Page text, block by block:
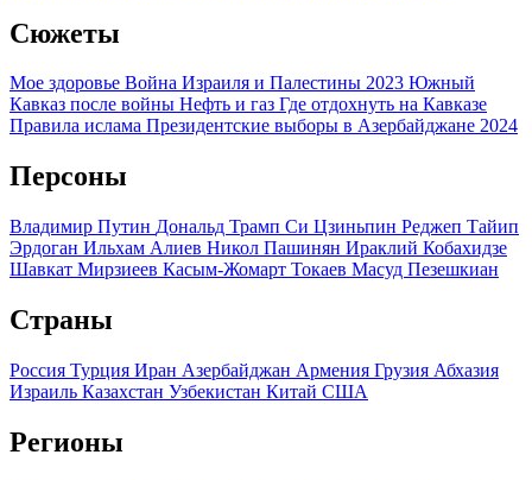
Сюжеты
Мое здоровье Война Израиля и Палестины 2023 Южный
Кавказ после войны Нефть и газ Где отдохнуть на Кавказе
Правила ислама Президентские выборы в Азербайджане 2024
Персоны
Владимир Путин Дональд Трамп Си Цзиньпин Реджеп Тайип
Эрдоган Ильхам Алиев Никол Пашинян Ираклий Кобахидзе
Шавкат Мирзиеев Касым-Жомарт Токаев Масуд Пезешкиан
Страны
Россия Турция Иран Азербайджан Армения Грузия Абхазия
Израиль Казахстан Узбекистан Китай США
Регионы